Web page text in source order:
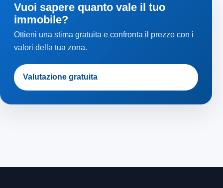
Vuoi sapere quanto vale il tuo
immobile?
Ottieni una stima gratuita e confronta il prezzo con i
valori della tua zona.
Valutazione gratuita